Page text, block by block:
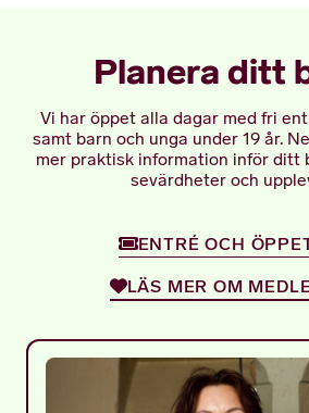
Planera ditt
Vi har öppet alla dagar med fri
samt barn och unga under 19 år.
mer praktisk information inför ditt
sevärdheter och
ENTRÉ OCH
LÄS MER OM